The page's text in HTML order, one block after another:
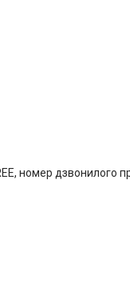
номер дзвонилого